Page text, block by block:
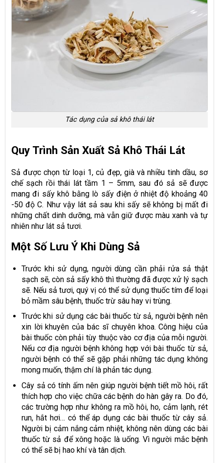
Tác dụng của sả khô thái lát
Quy Trình Sản Xuất Sả Khô Thái Lát
Sả được chọn từ loại 1, củ đẹp, già và nhiều tinh dầu, sơ
chế sạch rồi thái lát tầm 1 – 5mm, sau đó sả sẽ được
mang đi sấy khô bằng lò sấy điện ở nhiệt độ khoảng 40
-50 độ C. Như vậy lát sả sau khi sấy sẽ không bị mất đi
những chất dinh dưỡng, mà vẫn giữ được màu xanh và tự
nhiên như lát sả tươi.
Một Số Lưu Ý Khi Dùng Sả
Trước khi sử dụng, người dùng cần phải rửa sả thật
sạch sẽ, còn sả sấy khô thì thường đã được xử lý sạch
sẽ. Nếu sả tươi, quý vị có thể sử dụng thuốc tím để loại
bỏ mầm sâu bệnh, thuốc trừ sâu hay vi trùng.
Trước khi sử dụng các bài thuốc từ sả, người bệnh nên
xin lời khuyên của bác sĩ chuyên khoa. Công hiệu của
bài thuốc còn phải tùy thuộc vào cơ địa của mỗi người.
Nếu cơ địa người bệnh không hợp với bài thuốc từ sả,
người bệnh có thể sẽ gặp phải những tác dụng không
mong muốn, thậm chí là phản tác dụng.
Cây sả có tính ấm nên giúp người bệnh tiết mồ hôi, rất
thích hợp cho việc chữa các bệnh do hàn gây ra. Do đó,
các trường hợp như không ra mồ hôi, ho, cảm lạnh, rét
run, hắt hơi… có thể áp dụng các bài thuốc từ cây sả.
Người bị cảm nắng cảm nhiệt, không nên dùng các bài
thuốc từ sả để xông hoặc là uống. Vì người mắc bệnh
có thể sẽ bị hao khí và tân dịch.